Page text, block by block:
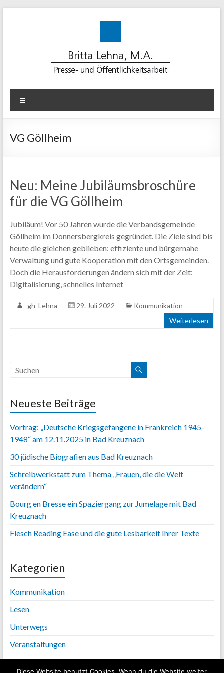
Lehna-
PR
für
Beratung.
Konzept.
Text.
Content.
VG Göllheim
Neu: Meine Jubiläumsbroschüre
für die VG Göllheim
Jubiläum! Vor 50 Jahren wurde die Verbandsgemeinde
Göllheim im Donnersbergkreis gegründet. Die Ziele sind bis
heute die gleichen geblieben: effiziente und bürgernahe
Verwaltung und gute Kooperation mit den Ortsgemeinden.
Doch die Herausforderungen ändern sich mit der Zeit:
Digitalisierung, schnelles Internet
_gh_Lehna 29. Juli 2022
Kommunikation
Weiterlesen
Neueste Beiträge
Vortrag: „Deutsche Kriegsgefangene in Frankreich 1945-
1948“ am 12.11.2025 in Bad Kreuznach
30 jüdische Biografien aus Bad Kreuznach
Schreibwerkstatt zum Thema „Frauen, die die Welt
verändern“
Bourg en Bresse ein Spaziergang zur Jumelage mit Bad
Kreuznach
Flesch Reading Ease und die gute Lesbarkeit Ihrer Texte
Kategorien
Kommunikation
Lesen
Unterwegs
Veranstaltungen